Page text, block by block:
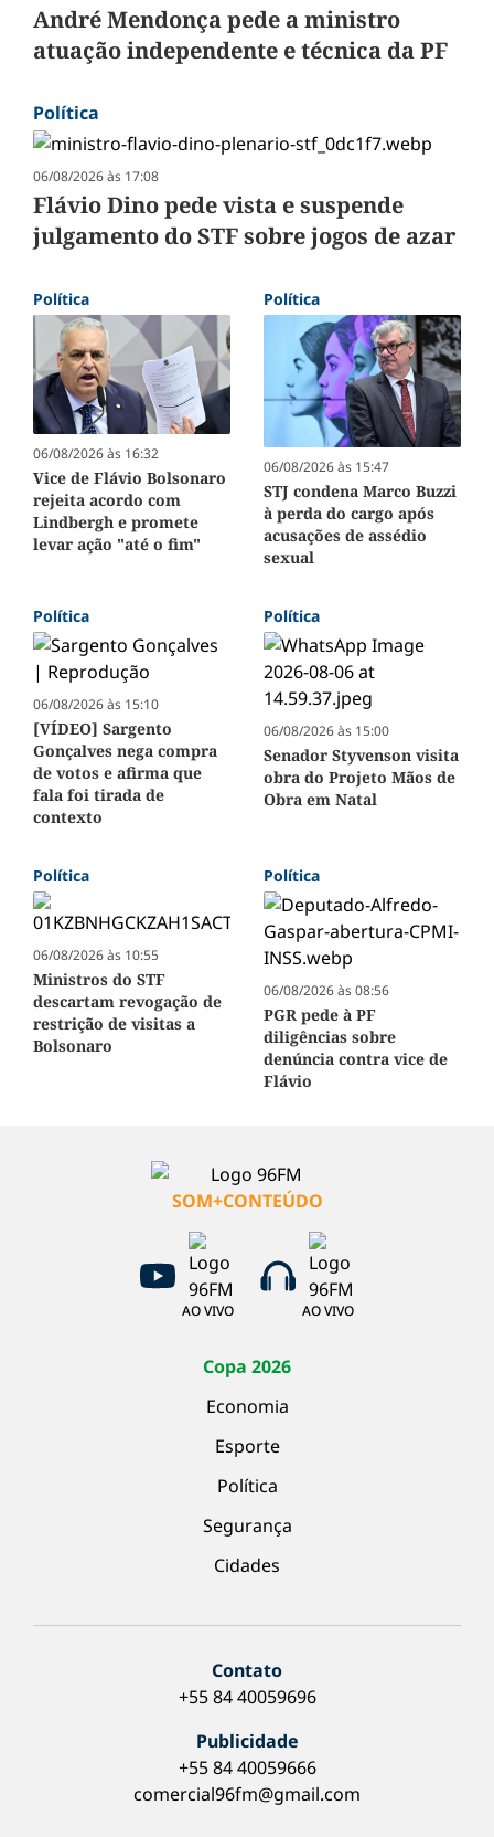
André Mendonça pede a ministro
atuação independente e técnica da PF
Política
06/08/2026 às 17:08
Flávio Dino pede vista e suspende
julgamento do STF sobre jogos de azar
Política
06/08/2026 às 16:32
Vice de Flávio Bolsonaro
rejeita acordo com
Lindbergh e promete
levar ação "até o fim"
Política
06/08/2026 às 15:47
STJ condena Marco Buzzi
à perda do cargo após
acusações de assédio
sexual
Política
06/08/2026 às 15:10
[VÍDEO] Sargento
Gonçalves nega compra
de votos e afirma que
fala foi tirada de
contexto
Política
06/08/2026 às 15:00
Senador Styvenson visita
obra do Projeto Mãos de
Obra em Natal
Política
06/08/2026 às 10:55
Ministros do STF
descartam revogação de
restrição de visitas a
Bolsonaro
Política
06/08/2026 às 08:56
PGR pede à PF
diligências sobre
denúncia contra vice de
Flávio
SOM+CONTEÚDO
AO VIVO AO VIVO
Copa 2026
Economia
Esporte
Política
Segurança
Cidades
Contato
+55 84 40059696
Publicidade
+55 84 40059666
comercial96fm@gmail.com